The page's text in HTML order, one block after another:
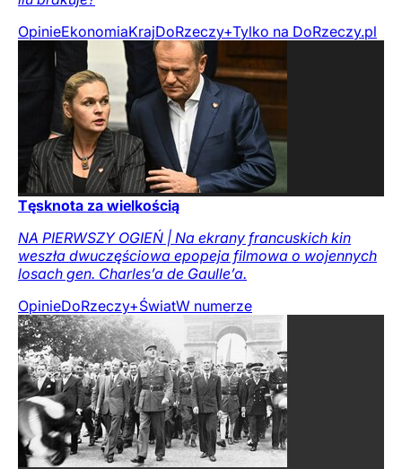
OpinieEkonomiaKrajDoRzeczy+Tylko na DoRzeczy.pl
Tęsknota za wielkością
NA PIERWSZY OGIEŃ | Na ekrany francuskich kin
weszła dwuczęściowa epopeja filmowa o wojennych
losach gen. Charles’a de Gaulle’a.
OpinieDoRzeczy+ŚwiatW numerze